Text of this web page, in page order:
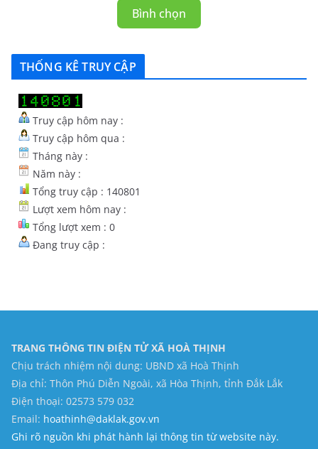
Bình chọn
THỐNG KÊ TRUY CẬP
Truy cập hôm nay :
Truy cập hôm qua :
Tháng này :
Năm này :
Tổng truy cập : 140801
Lượt xem hôm nay :
Tổng lượt xem : 0
Đang truy cập :
TRANG THÔNG TIN ĐIỆN TỬ XÃ HOÀ THỊNH
Chịu trách nhiệm nội dung: UBND xã Hoà Thịnh
Địa chỉ: Thôn Phú Diễn Ngoài, xã Hòa Thịnh, tỉnh Đắk Lắk
Điện thoại: 02573 579 032
Email: hoathinh@daklak.gov.vn
Ghi rõ nguồn khi phát hành lại thông tin từ website này.